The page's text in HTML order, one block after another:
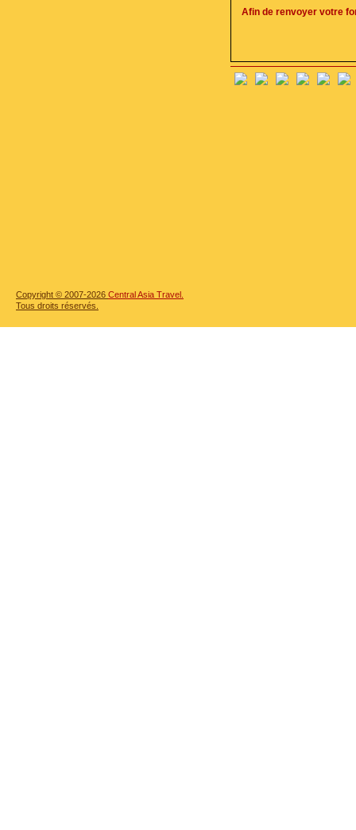
Afin de renvoyer votre
Copyright © 2007-2026 Central Asia Travel.
Tous droits réservés.